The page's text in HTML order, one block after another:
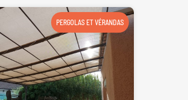
PERGOLAS ET VÉRANDAS